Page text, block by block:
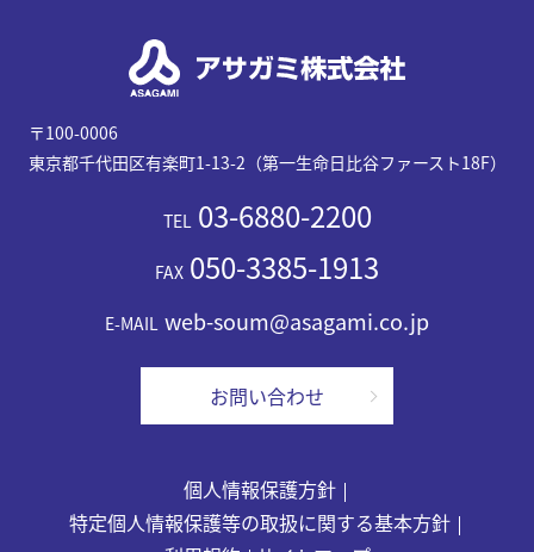
〒100-0006
東京都千代田区有楽町1-13-2（第一生命日比谷ファースト18F）
TEL03-6880-2200
FAX 050-3385-1913
E-MAIL web-soum@asagami.co.jp
お問い合わせ
個人情報保護方針
特定個人情報保護等の取扱に関する基本方針